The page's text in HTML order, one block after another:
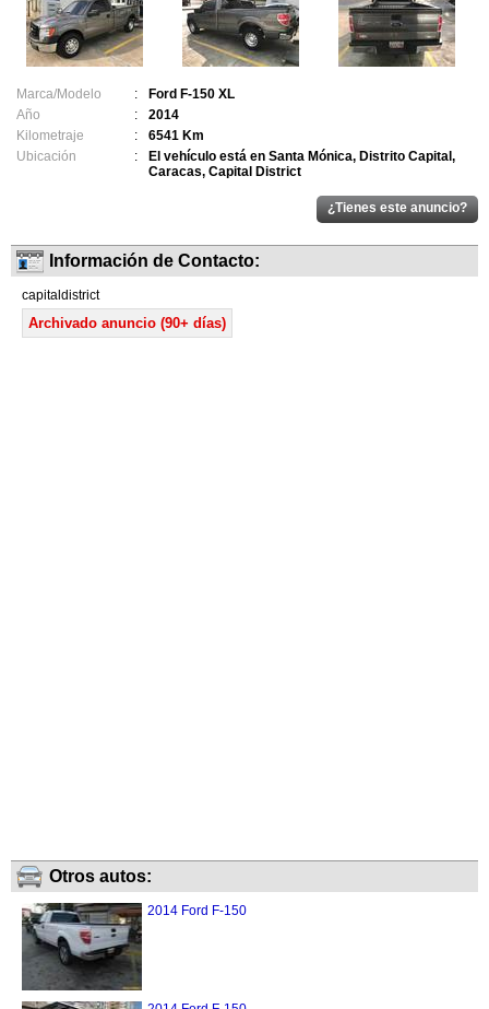
Marca/Modelo :
Ford F-150 XL
Año
:
2014
Kilometraje
:
6541 Km
Ubicación
:
El vehículo está en Santa Mónica, Distrito Capital,
Caracas, Capital District
Información de Contacto:
capitaldistrict
Archivado anuncio (90+ días)
Otros autos:
2014 Ford F-150